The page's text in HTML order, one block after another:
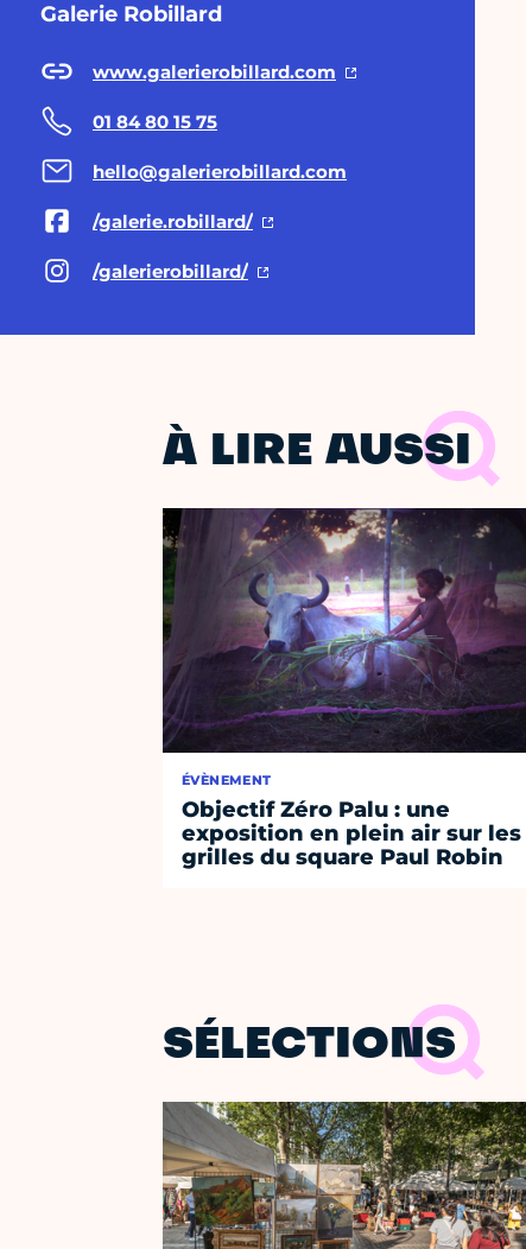
Galerie Robillard
www.galerierobillard.com
01 84 80 15 75
hello@galerierobillard.com
/galerie.robillard/
/galerierobillard/
À LIRE AUSSI
ÉVÈNEMENT
Objectif Zéro Palu : une
exposition en plein air sur les
grilles du square Paul Robin
SÉLECTIONS